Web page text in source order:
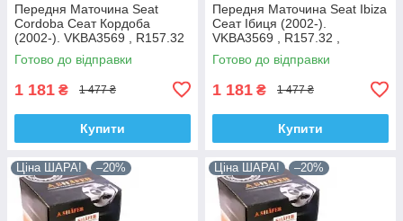
Передня Маточина Seat
Cordoba Сеат Кордоба
(2002-). VKBA3569 , R157.32
, 713610470. Shafer Австрія
Готово до відправки
1 181 ₴ 1 477 ₴
Купити
Передня Маточина Seat Ibiza
Сеат Ібиця (2002-).
VKBA3569 , R157.32 ,
713610470. Shafer Австрія
Готово до відправки
1 181 ₴ 1 477 ₴
Купити
Ціна ШАРА! –20% Ціна ШАРА! –20%